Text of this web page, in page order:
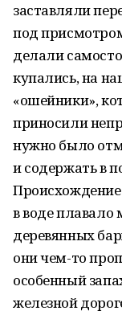
заставляли
под
делали
купались, на
«ошейники»,
приносили
нужно было
и содержать в
в воде плавало
деревянных
они чем-то
особенный
железной